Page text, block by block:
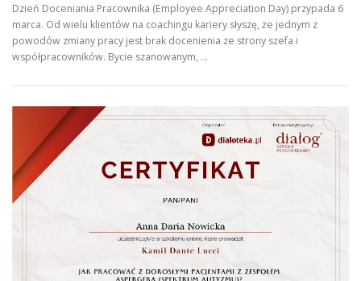
Dzień Doceniania Pracownika (Employee Appreciation Day) przypada 6
marca. Od wielu klientów na coachingu kariery słyszę, że jednym z
powodów zmiany pracy jest brak docenienia ze strony szefa i
współpracowników. Bycie szanowanym, …